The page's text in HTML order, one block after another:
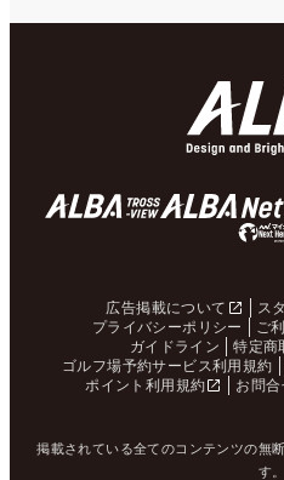
広告掲載について ス
プライバシーポリシー
ご
ガイドライン
特定商
ゴルフ場予約サービス利用規約
ポイント利用規約
お問合
掲載されている全てのコンテンツの無
す。